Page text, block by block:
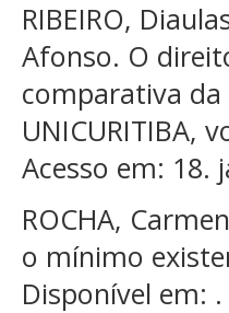
RIBEIRO,
Afonso. O
comparativa da
UNICURITIBA,
Acesso em: 18.
ROCHA,
o mínimo
Disponível em: